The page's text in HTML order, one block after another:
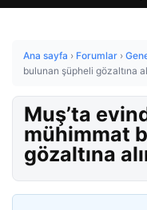
Ana sayfa › Forumlar ›
bulunan şüpheli gözaltına
Muş’ta
mühimmat
gözaltına